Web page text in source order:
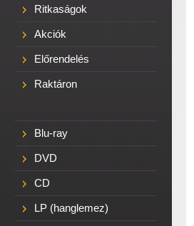
Ritkaságok
Akciók
Előrendelés
Raktáron
Blu-ray
DVD
CD
LP (hanglemez)